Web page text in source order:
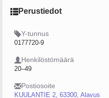
Perustiedot
Y-tunnus
0177720-9
Henkilöstömäärä
20–49
Postiosoite
KUULANTIE 2, 63300, Alavus